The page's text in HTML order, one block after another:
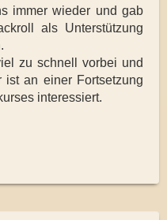
immer wieder und gab
als Unterstützung
zu schnell vorbei und
ist an einer Fortsetzung
interessiert.